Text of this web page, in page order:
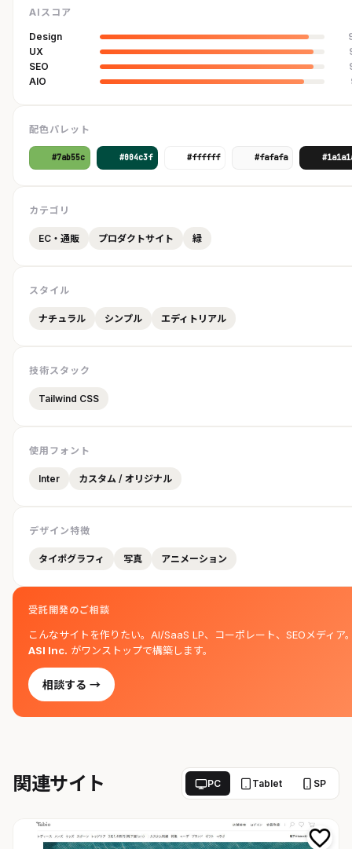
AIスコア
Design
UX
SEO
AIO
配色パレット
#7ab55c #004c3f #ffffff #fafafa
カテゴリ
EC・通販 プロダクトサイト 緑
スタイル
ナチュラル シンプル エディトリアル
技術スタック
Tailwind CSS
使用フォント
Inter カスタム / オリジナル
デザイン特徴
タイポグラフィ 写真 アニメーション
受託開発のご相談
こんなサイトを作りたい。AI/SaaS LP、コーポレート、SEOメディア
ASI Inc. がワンストップで構築します。
相談する →
関連サイト PC Tablet SP